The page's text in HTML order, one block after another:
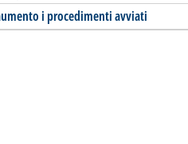
i procedimenti avviati